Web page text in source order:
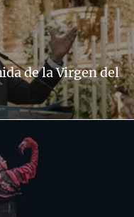
de la Virgen del